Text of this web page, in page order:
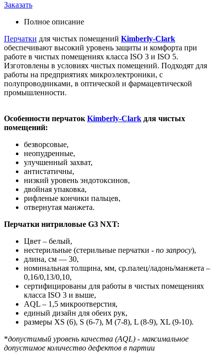
Заказать
Полное описание
Перчатки для чистых помещений Kimberly-Clark
обеспечивают высокий уровень защиты и комфорта при
работе в чистых помещениях класса ISO 3 и ISO 5.
Изготовлены в условиях чистых помещений. Подходят для
работы на предприятиях микроэлектроники, с
полупроводниками, в оптической и фармацевтической
промышленности.
Особенности перчаток Kimberly-Clark для чистых
помещений:
безворсовые,
неопудренные,
улучшенный захват,
антистатичны,
низкий уровень эндотоксинов,
двойная упаковка,
рифленые кончики пальцев,
отвернутая манжета.
Перчатки нитриловые G3 NXT:
Цвет – белый,
нестерильные (стерильные перчатки - по запросу),
длина, см — 30,
номинальная толщина, мм, ср.палец/ладонь/манжета –
0,16/0,13/0,10,
сертифицированы для работы в чистых помещениях
класса ISO 3 и выше,
AQL – 1,5 микроотверстия,
единый дизайн для обеих рук,
размеры XS (6), S (6-7), M (7-8), L (8-9), XL (9-10).
*допустимый уровень качества (AQL) - максимальное
допустимое количество дефектов в партии